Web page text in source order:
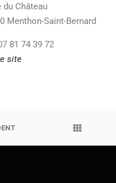
du Château
Menthon-Saint-Bernard
81 74 39 72
site